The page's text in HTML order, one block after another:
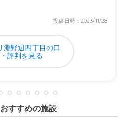
投稿日時：2023/11/28
淵野辺四丁目の口
評判を見る
すすめの施設